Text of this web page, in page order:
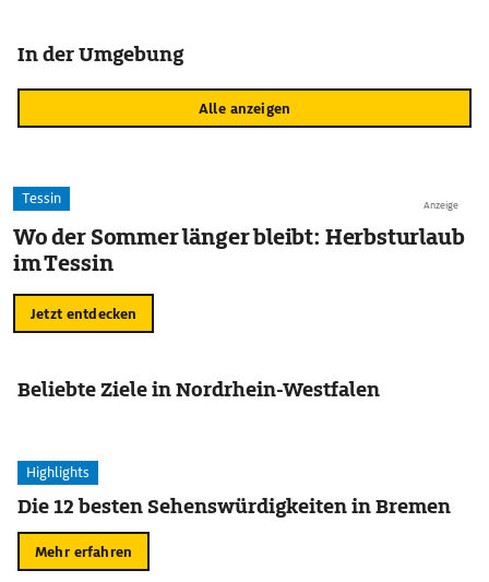
In der Umgebung
Alle anzeigen
Anzeige
Tessin
Wo der Sommer länger bleibt: Herbsturlaub
im Tessin
Jetzt entdecken
Beliebte Ziele in Nordrhein-Westfalen
Highlights
Die 12 besten Sehenswürdigkeiten in Bremen
Mehr erfahren